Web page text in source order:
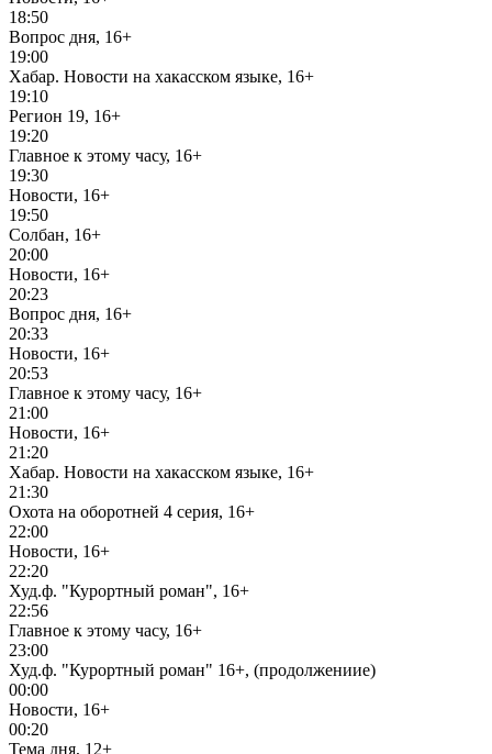
18:50
Вопрос дня, 16+
19:00
Хабар. Новости на хакасском языке, 16+
19:10
Регион 19, 16+
19:20
Главное к этому часу, 16+
19:30
Новости, 16+
19:50
Солбан, 16+
20:00
Новости, 16+
20:23
Вопрос дня, 16+
20:33
Новости, 16+
20:53
Главное к этому часу, 16+
21:00
Новости, 16+
21:20
Хабар. Новости на хакасском языке, 16+
21:30
Охота на оборотней 4 серия, 16+
22:00
Новости, 16+
22:20
Худ.ф. "Курортный роман", 16+
22:56
Главное к этому часу, 16+
23:00
Худ.ф. "Курортный роман" 16+, (продолжениие)
00:00
Новости, 16+
00:20
Тема дня, 12+